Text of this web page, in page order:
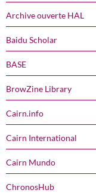
Archive ouverte HAL
Baidu Scholar
BASE
BrowZine Library
Cairn.info
Cairn International
Cairn Mundo
ChronosHub